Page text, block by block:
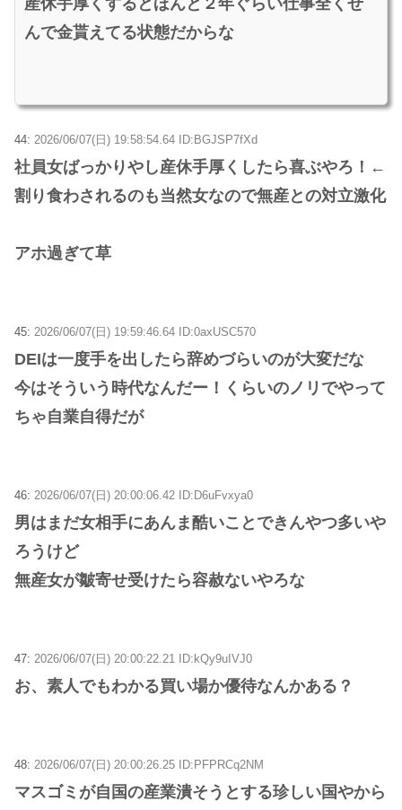
んで金貰えてる状態だからな
44: 2026/06/07(日) 19:58:54.64 ID:BGJSP7fXd
社員女ばっかりやし産休手厚くしたら喜ぶやろ！←
割り食わされるのも当然女なので無産との対立激化
アホ過ぎて草
45: 2026/06/07(日) 19:59:46.64 ID:0axUSC570
DEIは一度手を出したら辞めづらいのが大変だな
今はそういう時代なんだー！くらいのノリでやって
ちゃ自業自得だが
46: 2026/06/07(日) 20:00:06.42 ID:D6uFvxya0
男はまだ女相手にあんま酷いことできんやつ多いや
ろうけど
無産女が皺寄せ受けたら容赦ないやろな
47: 2026/06/07(日) 20:00:22.21 ID:kQy9uIVJ0
お、素人でもわかる買い場か優待なんかある？
48: 2026/06/07(日) 20:00:26.25 ID:PFPRCq2NM
マスゴミが自国の産業潰そうとする珍しい国やから